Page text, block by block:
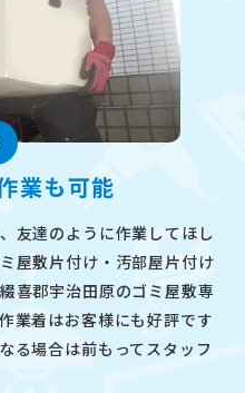
業も可能
友達のように作業してほし
屋敷片付け・汚部屋片付け
喜郡宇治田原のゴミ屋敷専
業着はお客様にも好評です
る場合は前もってスタッフ